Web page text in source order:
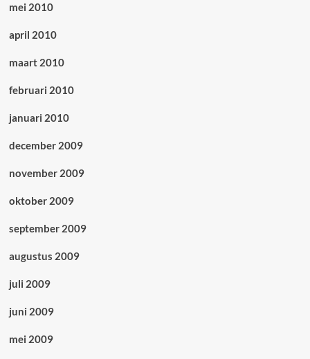
mei 2010
april 2010
maart 2010
februari 2010
januari 2010
december 2009
november 2009
oktober 2009
september 2009
augustus 2009
juli 2009
juni 2009
mei 2009